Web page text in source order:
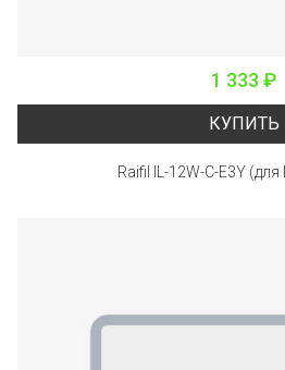
1 333 ₽
КУПИТЬ
Raifil IL-12W-C-E3Y (для